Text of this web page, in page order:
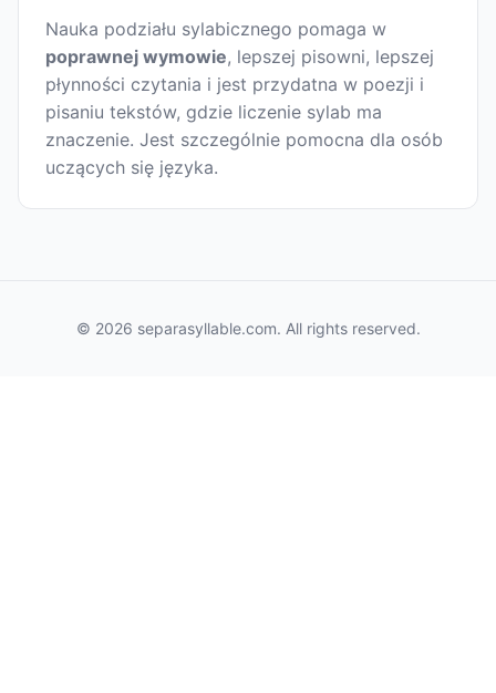
Nauka podziału sylabicznego pomaga w
poprawnej wymowie, lepszej pisowni, lepszej
płynności czytania i jest przydatna w poezji i
pisaniu tekstów, gdzie liczenie sylab ma
znaczenie. Jest szczególnie pomocna dla osób
uczących się języka.
© 2026 separasyllable.com. All rights reserved.